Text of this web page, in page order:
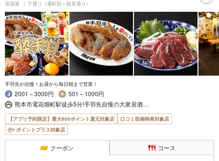
居酒屋 下通り（通町筋～銀座通り）
手羽先が自慢！お昼から毎日朝まで営業！
2001～3000円
501～1000円
熊本市電花畑町駅徒歩5分!手羽先自慢の大衆居酒…
【アプリ予約限定】最大800ポイント還元対象店
口コミ投稿特典対象店
ポイントプラス対象店
クーポン コース